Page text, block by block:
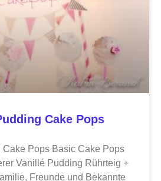
Cake Pops
Pops Basic Cake Pops
Vanillé Pudding Rührteig +
Freunde und Bekannte